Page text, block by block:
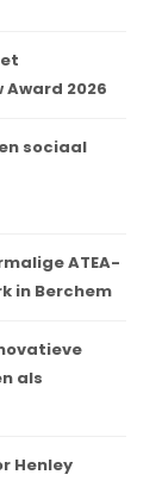
2026
sociaal
ATEA-
in Berchem
als
Henley